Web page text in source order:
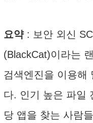
요약: 보안 외신
(BlackCat)이라는
검색엔진을 이용해
다. 인기 높은 파일
당 앱을 찾는 사람